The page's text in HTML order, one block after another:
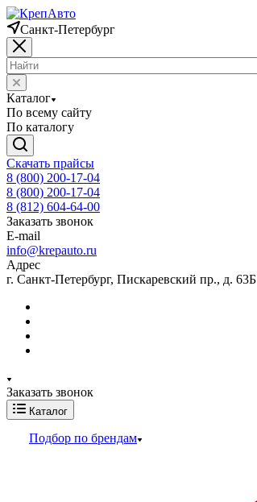
Санкт-Петербург
Каталог
По всему сайту
По каталогу
Скачать прайсы
8 (800) 200-17-04
8 (800) 200-17-04
8 (812) 604-64-00
Заказать звонок
E-mail
info@krepauto.ru
Адрес
г. Санкт-Петербург, Пискаревский пр., д. 63Б
Заказать звонок
Каталог
Подбор по брендам